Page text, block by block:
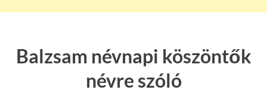
Balzsam névnapi köszöntők
névre szóló